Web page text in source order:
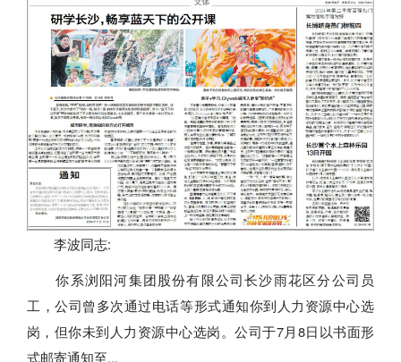
李波同志:
你系浏阳河集团股份有限公司长沙雨花区分公司员
工，公司曾多次通过电话等形式通知你到人力资源中心选
岗，但你未到人力资源中心选岗。公司于7月8日以书面形
式邮寄通知至...